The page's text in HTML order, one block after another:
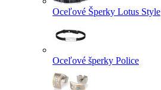
Oceľové Šperky Lotus Style
Oceľové šperky Police